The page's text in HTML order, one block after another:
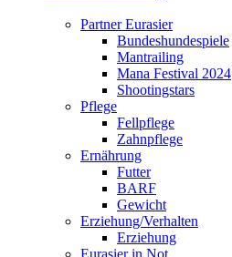
Partner Eurasier
Bundeshundespiele
Mantrailing
Mana Festival 2024
Shootingstars
Pflege
Fellpflege
Zahnpflege
Ernährung
Futter
BARF
Gewicht
Erziehung/Verhalten
Erziehung